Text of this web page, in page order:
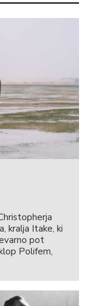
kralja Itake, ki
pot
Polifem,